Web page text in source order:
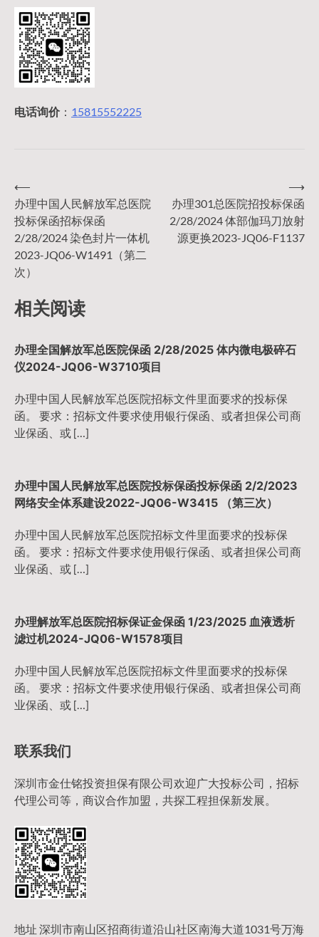
电话询价： 15815552225
文
章
导
航
⟵
办理中国人民解放军总医院
投标保函招标保函
2/28/2024 染色封片一体机
2023-JQ06-W1491（第二
次）
办理301总医院招投标保函
2/28/2024 体部伽玛刀放射
源更换2023-JQ06-F1137
⟶
相关阅读
办理全国解放军总医院保函 2/28/2025 体内微电极碎石
仪2024-JQ06-W3710项目
办理中国人民解放军总医院招标文件里面要求的投标保
函。 要求：招标文件要求使用银行保函、或者担保公司商
业保函、或 […]
办理中国人民解放军总医院投标保函投标保函 2/2/2023
网络安全体系建设2022-JQ06-W3415 （第三次）
办理中国人民解放军总医院招标文件里面要求的投标保
函。 要求：招标文件要求使用银行保函、或者担保公司商
业保函、或 […]
办理解放军总医院招标保证金保函 1/23/2025 血液透析
滤过机2024-JQ06-W1578项目
办理中国人民解放军总医院招标文件里面要求的投标保
函。 要求：招标文件要求使用银行保函、或者担保公司商
业保函、或 […]
联系我们
深圳市金仕铭投资担保有限公司欢迎广大投标公司，招标
代理公司等，商议合作加盟，共探工程担保新发展。
地址 深圳市南山区招商街道沿山社区南海大道1031号万海